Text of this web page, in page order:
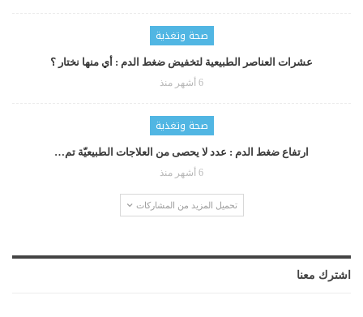
صحة وتغذية
عشرات العناصر الطبيعية لتخفيض ضغط الدم : أي منها نختار ؟
6 أشهر منذ
صحة وتغذية
ارتفاع ضغط الدم : عدد لا يحصى من العلاجات الطبيعيّة تم…
6 أشهر منذ
تحميل المزيد من المشاركات
اشترك معنا